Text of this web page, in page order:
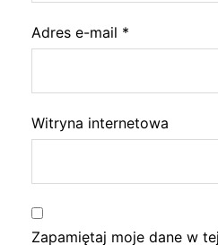
Adres e-mail *
Witryna internetowa
Zapamiętaj moje dane w